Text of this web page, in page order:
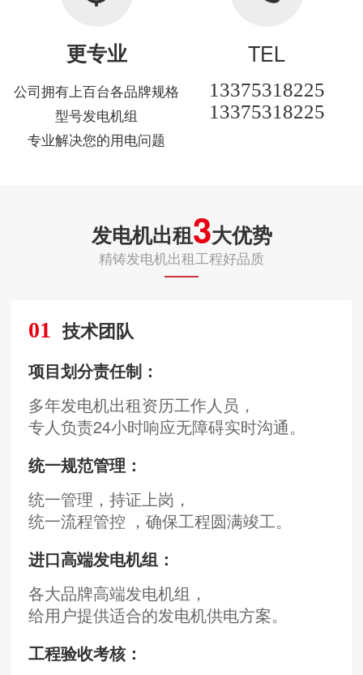
更专业
公司拥有上百台各品牌规格
型号发电机组
专业解决您的用电问题
TEL
13375318225
13375318225
发电机出租3大优势
精铸发电机出租工程好品质
01 技术团队
项目划分责任制：
多年发电机出租资历工作人员，
专人负责24小时响应无障碍实时沟通。
统一规范管理：
统一管理，持证上岗，
统一流程管控 ，确保工程圆满竣工。
进口高端发电机组：
各大品牌高端发电机组，
给用户提供适合的发电机供电方案。
工程验收考核：